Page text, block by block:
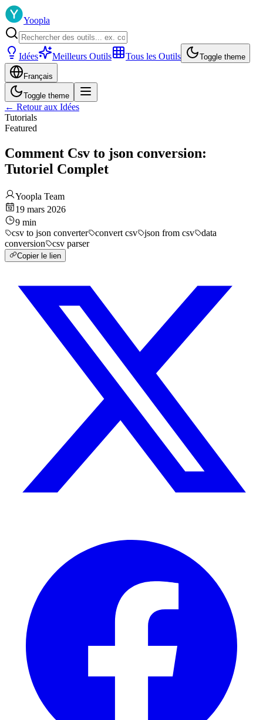
Yoopla
Idées Meilleurs Outils Tous les Outils Toggle theme
Français
Toggle theme
← Retour aux Idées
Tutorials
Featured
Comment Csv to json conversion:
Tutoriel Complet
Yoopla Team
19 mars 2026
9 min
csv to json converter
convert csv json from csv
data
conversion
csv parser
Copier le lien